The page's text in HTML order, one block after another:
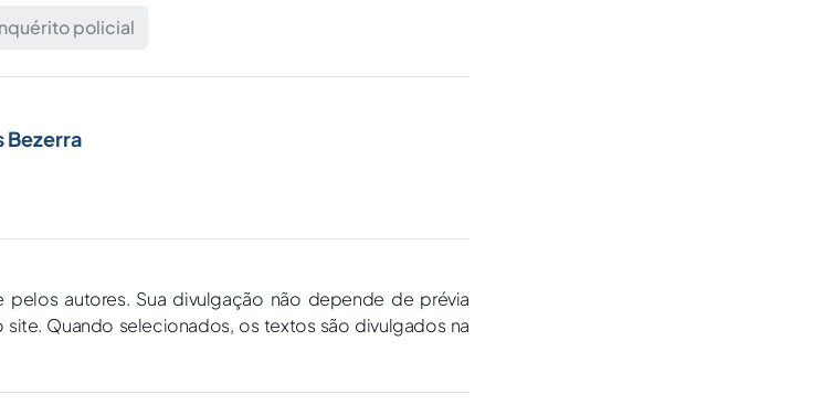
policial
Bezerra
autores. Sua divulgação não depende de prévia
Quando selecionados, os textos são divulgados na